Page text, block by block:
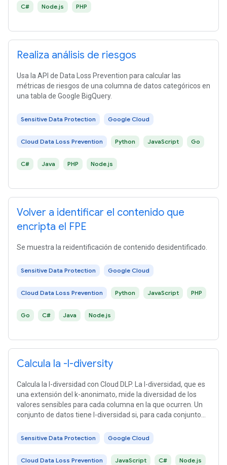
C# Node.js PHP
Realiza análisis de riesgos
Usa la API de Data Loss Prevention para calcular las
métricas de riesgos de una columna de datos categóricos en
una tabla de Google BigQuery.
Sensitive Data Protection Google Cloud
Cloud Data Loss Prevention Python JavaScript Go
C# Java PHP Node.js
Volver a identificar el contenido que
encripta el FPE
Se muestra la reidentificación de contenido desidentificado.
Sensitive Data Protection Google Cloud
Cloud Data Loss Prevention Python JavaScript PHP
Go C# Java Node.js
Calcula la -l-diversity
Calcula la l-diversidad con Cloud DLP. La l-diversidad, que es
una extensión del k-anonimato, mide la diversidad de los
valores sensibles para cada columna en la que ocurren. Un
conjunto de datos tiene l-diversidad si, para cada conjunto
valores distintos para cada atributo sensible.
Sensitive Data Protection Google Cloud
Cloud Data Loss Prevention JavaScript C# Node.js